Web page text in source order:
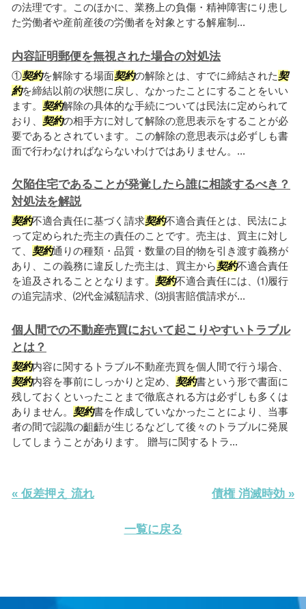
の法理です。このほかに、業務上の負傷・精神障害にり患し
た労働者や産前産後の労働者を対象とする解雇制...
内容証明郵便を無視された場合の対処法
①契約を解除する場面契約の解除とは、すでに締結された契
約を締結以前の状態に戻し、なかったことにすることをいい
ます。 契約解除の具体的な手続については民法に定められて
おり、 契約の相手方に対して解除の意思表示をすることが必
要であるとされています。この解除の意思表示は必ずしも書
面で行わなければならないわけではありません。...
欠陥住宅であることが発覚したら誰に相談するべき？
対処法を解説
契約不適合責任に基づく請求契約不適合責任とは、民法によ
って定められた売主の責任のことです。売主は、買主に対し
て、 契約通りの種類・品質・数量の目的物を引き渡す義務が
あり、この義務に違反した売主は、買主から契約不適合責任
を追及されることとなります。 契約不適合責任には、⑴履行
の追完請求、⑵代金減額請求、⑶損害賠償請求が...
個人間での不動産売買において起こりやすいトラブル
とは？
契約内容に関するトラブル不動産売買を個人間で行う場合、
契約内容を事前にしっかりと定め、 契約書という形で書面に
残しておくといったことまで徹底される方は必ずしも多くは
ありません。 契約書を作成していなかったことにより、当事
者の間で認識の齟齬が生じるなどして後々のトラブルに発展
してしまうことがあります。 贈与に関するトラ...
« 仮差押え 流れ 債権 消滅時効 »
一覧に戻る